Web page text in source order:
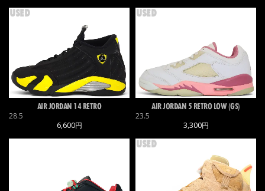
USED
AIR JORDAN 14 RETRO
28.5
6,600円
USED
AIR JORDAN 5 RETRO LOW (GS)
23.5
3,300円
USED